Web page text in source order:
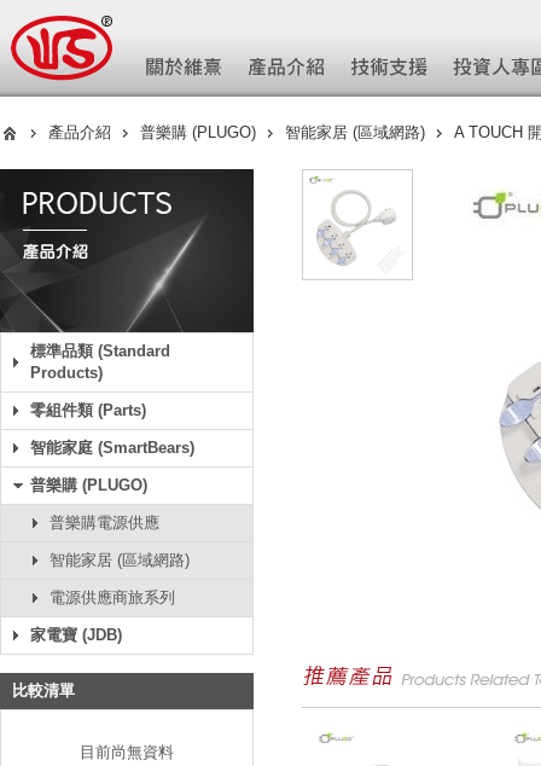
產品介紹 普樂購 (PLUGO) 智能家居 (區域網路) A TOUCH
標準品類 (Standard
Products)
零組件類 (Parts)
智能家庭 (SmartBears)
普樂購 (PLUGO)
普樂購電源供應
智能家居 (區域網路)
電源供應商旅系列
家電寶 (JDB)
比較清單
目前尚無資料